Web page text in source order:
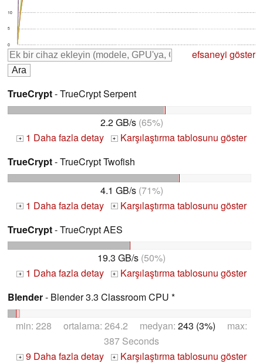
0
5
10
efsaneyi göster
TrueCrypt- TrueCrypt Serpent
2.2 GB/s(65%)
+ 1 Daha fazla detay + Karşılaştırma tablosunu göster
TrueCrypt- TrueCrypt Twofish
4.1 GB/s(71%)
+ 1 Daha fazla detay + Karşılaştırma tablosunu göster
TrueCrypt- TrueCrypt AES
19.3 GB/s (50%)
+ 1 Daha fazla detay + Karşılaştırma tablosunu göster
Blender- Blender 3.3 Classroom CPU *
min: 228 ortalama: 264.2 medyan: 243 (3%) max:
387 Seconds
+ 9 Daha fazla detay + Karşılaştırma tablosunu göster